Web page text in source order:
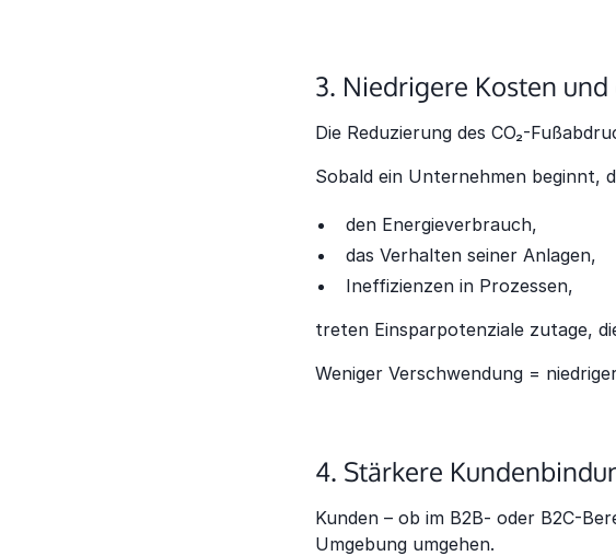
3. Niedrigere Kosten
Die Reduzierung des CO₂-
Sobald ein Unternehmen beginnt,
den Energieverbrauch,
das Verhalten seiner Anlagen,
Ineffizienzen in Prozessen,
treten Einsparpotenziale zutage,
Weniger Verschwendung =
4. Stärkere
Kunden – ob im B2B- oder B2C-
Umgebung umgehen.